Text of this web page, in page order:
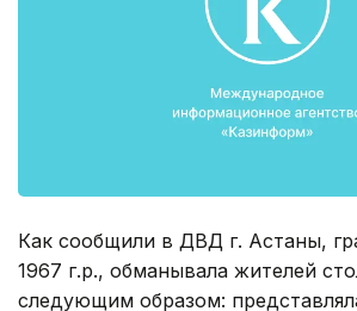
Как сообщили в ДВД г. Астаны,
1967 г.р., обманывала жителей
следующим образом: